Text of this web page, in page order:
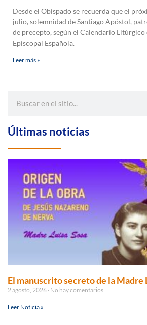
Desde el Obispado se recuerda que el
julio, solemnidad de Santiago Apóstol,
de precepto, según el Calendario
Episcopal Española.
Leer más »
Últimas noticias
El manuscrito secreto de la Madre
2 agosto, 2026 No hay comentarios
Leer Noticia »